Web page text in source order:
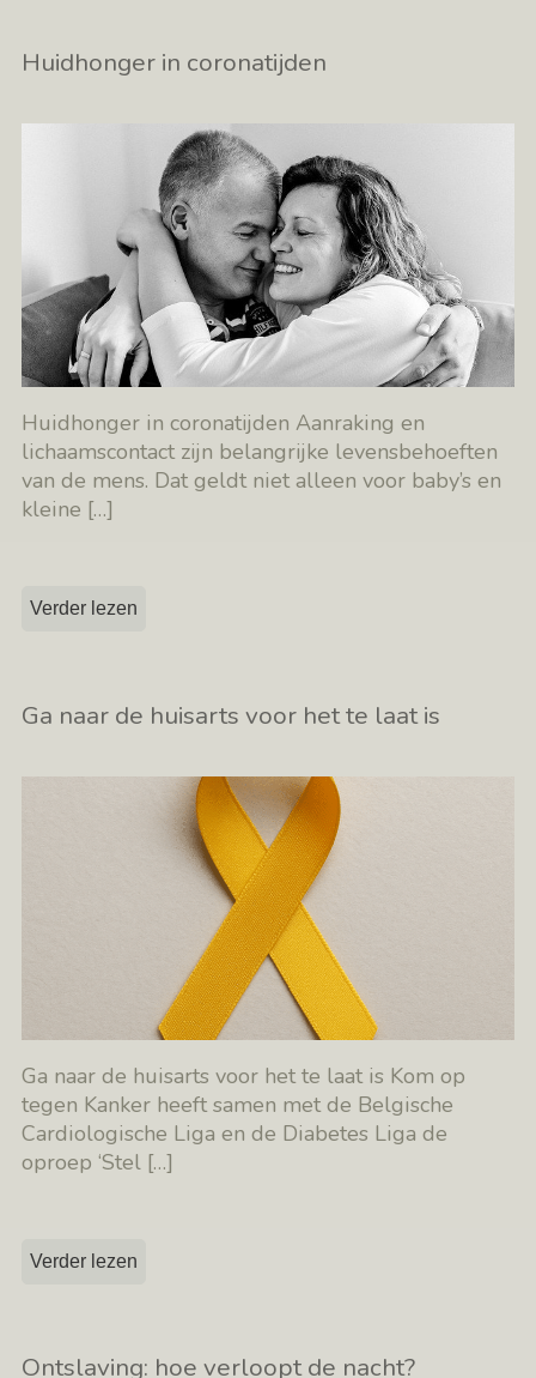
Huidhonger in coronatijden
Huidhonger in coronatijden Aanraking en
lichaamscontact zijn belangrijke levensbehoeften
van de mens. Dat geldt niet alleen voor baby’s en
kleine […]
Verder lezen
Ga naar de huisarts voor het te laat is
Ga naar de huisarts voor het te laat is Kom op
tegen Kanker heeft samen met de Belgische
Cardiologische Liga en de Diabetes Liga de
oproep ‘Stel […]
Verder lezen
Ontslaving: hoe verloopt de nacht?